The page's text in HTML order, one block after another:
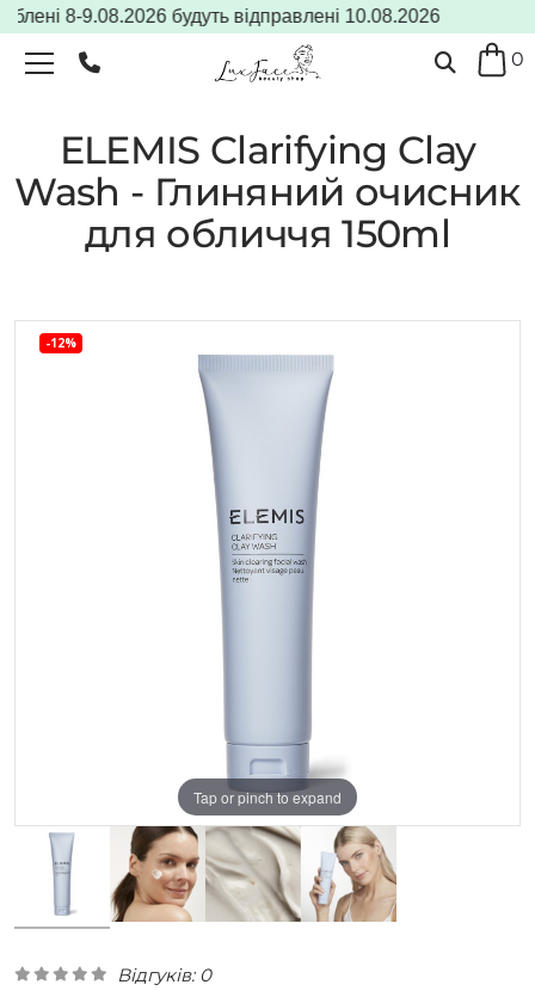
8-9.08.2026 будуть відправлені 10.08.2026
0
ELEMIS Clarifying Clay
Wash - Глиняний очисник
для обличчя 150ml
-12%
Tap or pinch to expand
Відгуків: 0